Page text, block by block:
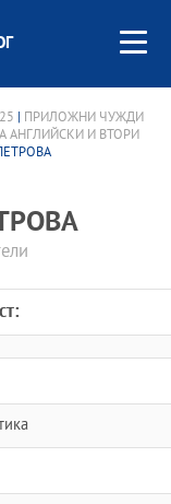
ПРИЛОЖНИ ЧУЖДИ
АНГЛИЙСКИ И ВТОРИ